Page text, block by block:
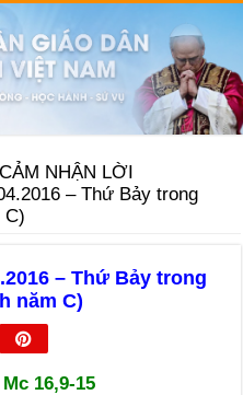
CẢM NHẬN LỜI
– Thứ Bảy trong
C)
– Thứ Bảy trong
năm C)
Mc 16,9-15